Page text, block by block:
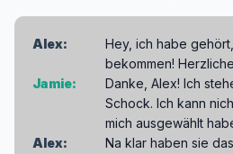
Alex:
Hey, ich habe
bekommen!
Jamie:
Danke, Alex! Ich
Schock. Ich kann
mich ausgewählt
Alex:
Na klar haben sie